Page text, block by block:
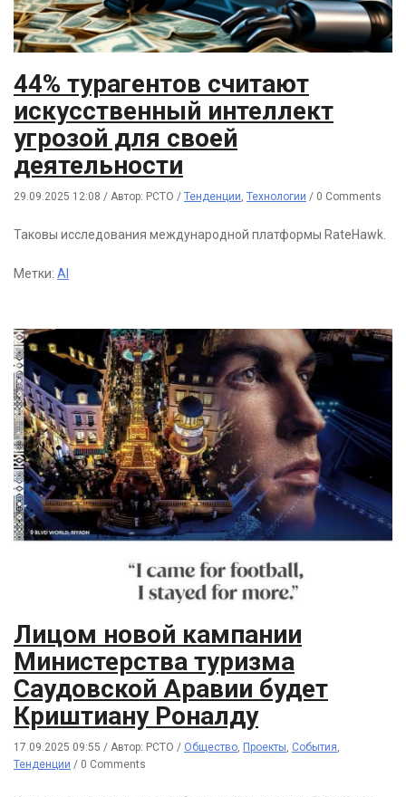
44% турагентов считают
искусственный интеллект
угрозой для своей
деятельности
29.09.2025 12:08 / Автор: РСТО / Тенденции, Технологии / 0 Comments
Таковы исследования международной платформы RateHawk.
Метки: AI
Лицом новой кампании
Министерства туризма
Саудовской Аравии будет
Криштиану Роналду
17.09.2025 09:55 / Автор: РСТО / Общество, Проекты, События,
Тенденции / 0 Comments